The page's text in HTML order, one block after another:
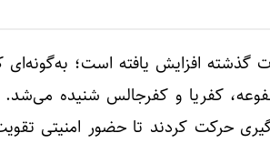
گذشته افزایش یافته است؛
کفریا و کفرجالس شنیده
حرکت کردند تا حضور امنیتی